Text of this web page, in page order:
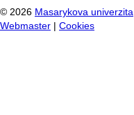
© 2026 Masarykova univerzita
Webmaster
Cookies